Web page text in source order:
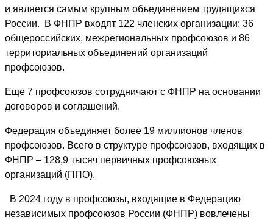
и является самым крупным объединением трудящихся
России. В ФНПР входят 122 членских организации: 36
общероссийских, межрегиональных профсоюзов и 86
территориальных объединений организаций
профсоюзов.
Еще 7 профсоюзов сотрудничают с ФНПР на основании
договоров и соглашений.
Федерация объединяет более 19 миллионов членов
профсоюзов. Всего в структуре профсоюзов, входящих в
ФНПР – 128,9 тысяч первичных профсоюзных
организаций (ППО).
В 2024 году в профсоюзы, входящие в Федерацию
независимых профсоюзов России (ФНПР) вовлечены